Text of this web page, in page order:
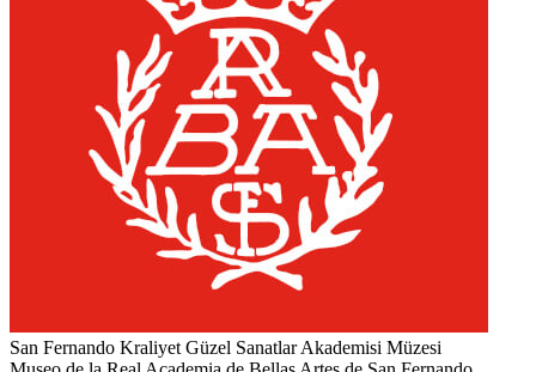
San Fernando Kraliyet Güzel Sanatlar Akademisi Müzesi